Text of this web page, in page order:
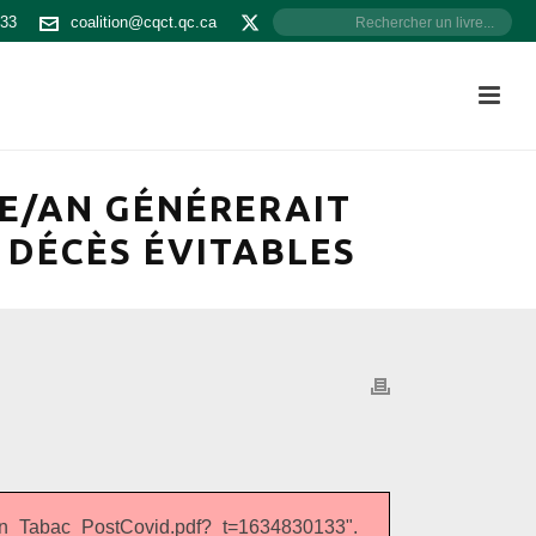
coalition@cqct.qc.ca
AN GÉNÉRERAIT
ÉVITABLES